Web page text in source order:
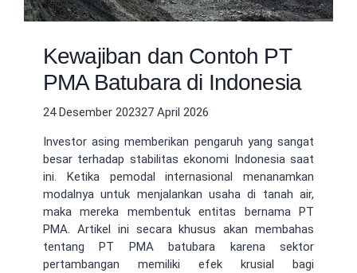
Kewajiban dan Contoh PT
PMA Batubara di Indonesia
24 Desember 202327 April 2026
Investor asing memberikan pengaruh yang sangat
besar terhadap stabilitas ekonomi Indonesia saat
ini. Ketika pemodal internasional menanamkan
modalnya untuk menjalankan usaha di tanah air,
maka mereka membentuk entitas bernama PT
PMA. Artikel ini secara khusus akan membahas
tentang PT PMA batubara karena sektor
pertambangan memiliki efek krusial bagi